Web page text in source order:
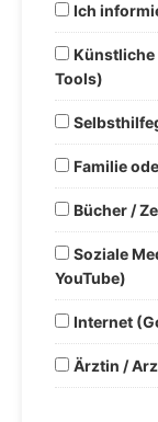
Ich
Künstliche
Tools)
Familie
Bücher /
Soziale
YouTube)
Internet
Ärztin /